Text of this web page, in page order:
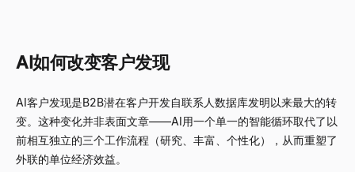
AI如何改变客户发现
AI客户发现是B2B潜在客户开发自联系人数据库发明以来最大的转
变。这种变化并非表面文章——AI用一个单一的智能循环取代了以
前相互独立的三个工作流程（研究、丰富、个性化），从而重塑了
外联的单位经济效益。